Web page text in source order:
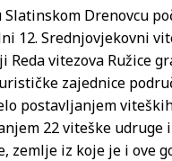
Drenovcu
12. Srednjovjekovni
Reda vitezova Ružice
zajednice
postavljanjem
22 viteške udruge
zemlje iz koje je i ove